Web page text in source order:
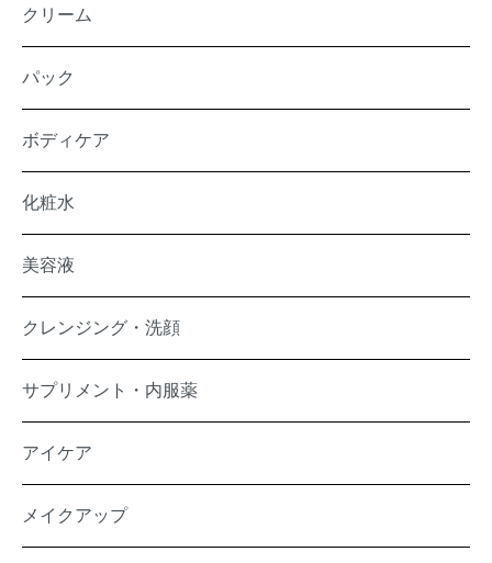
クリーム
パック
ボディケア
化粧水
美容液
クレンジング・洗顔
サプリメント・内服薬
アイケア
メイクアップ